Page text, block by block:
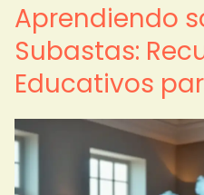
Aprendiendo
Subastas:
Educativos